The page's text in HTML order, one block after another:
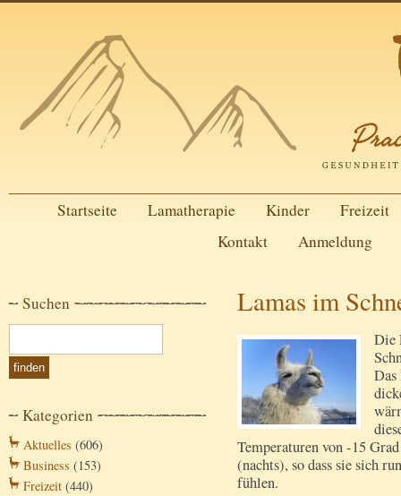
Startseite Lamatherapie Kinder
Freizeit
Kontakt
Anmeldung
Suchen
Kategorien
Aktuelles (606)
Business (153)
Freizeit (440)
Lamas im
Die
Das
Temperaturen von -15
(nachts), so dass sie sich
fühlen.